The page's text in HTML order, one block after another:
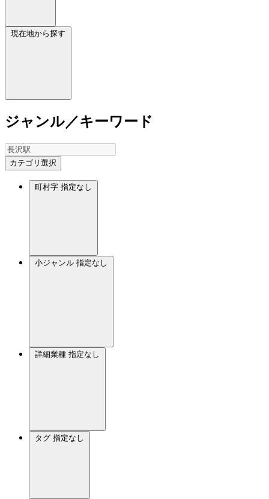
現在地から探す
ジャンル／キーワード
カテゴリ選択
町村字 指定なし
小ジャンル 指定なし
詳細業種 指定なし
タグ 指定なし